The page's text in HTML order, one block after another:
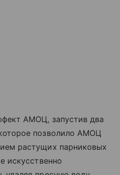
AMOЦ, запустив два
позволило AMOЦ
растущих парниковых
искусственно